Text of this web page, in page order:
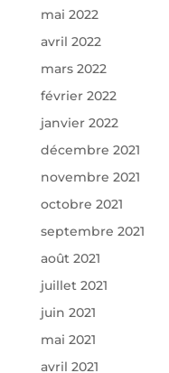
mai 2022
avril 2022
mars 2022
février 2022
janvier 2022
décembre 2021
novembre 2021
octobre 2021
septembre 2021
août 2021
juillet 2021
juin 2021
mai 2021
avril 2021